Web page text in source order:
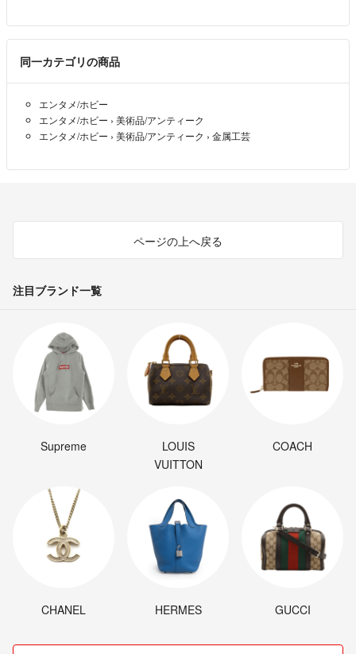
同一カテゴリの商品
エンタメ/ホビー
エンタメ/ホビー › 美術品/アンティーク
エンタメ/ホビー › 美術品/アンティーク › 金属工芸
ページの上へ戻る
注目ブランド一覧
Supreme
LOUIS
VUITTON
COACH
CHANEL HERMES GUCCI